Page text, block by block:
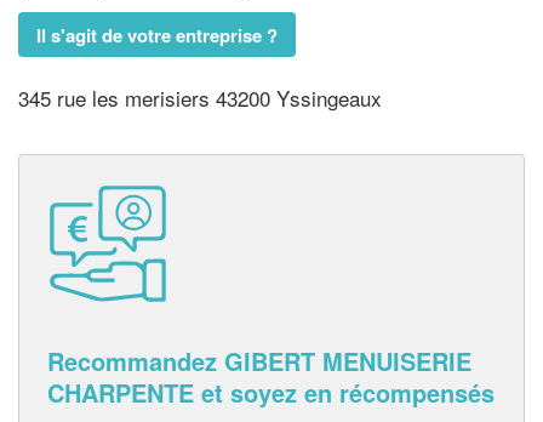
Il s'agit de votre entreprise ?
345 rue les merisiers 43200 Yssingeaux
Recommandez GIBERT MENUISERIE
CHARPENTE et soyez en récompensés